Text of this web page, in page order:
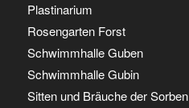
Plastinarium
Rosengarten Forst
Schwimmhalle Guben
Schwimmhalle Gubin
Sitten und Bräuche der Sorben